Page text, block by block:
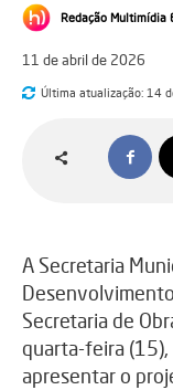
Redação Multimídia
11 de abril de 2026
Última atualização: 14
A Secretaria
Secretaria de
quarta-feira (15),
apresentar o